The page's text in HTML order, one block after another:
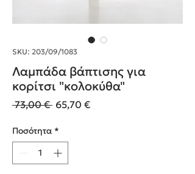
SKU: 203/09/1083
Λαμπάδα βάπτισης για
κορίτσι "κολοκύθα"
73,00 € Κανονική
65,70 €Τιμή
Ποσότητα *